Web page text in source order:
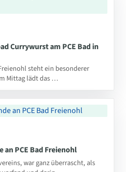
Currywurst am PCE Bad in
steht ein besonderer
Mittag lädt das …
an PCE Bad Freienohl
war ganz überrascht, als